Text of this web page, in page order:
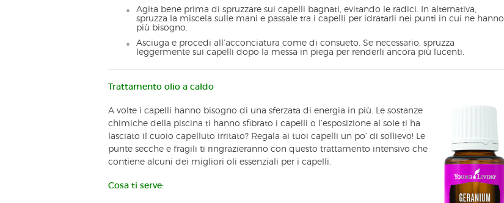
Agita bene prima di spruzzare sui capelli bagnati, evitando le radici. In alternativa,
spruzza la miscela sulle mani e passale tra i capelli per idratarli nei punti in cui ne hanno
più bisogno.
Asciuga e procedi all’acconciatura come di consueto. Se necessario, spruzza
leggermente sui capelli dopo la messa in piega per renderli ancora più lucenti.
Trattamento olio a caldo
A volte i capelli hanno bisogno di una sferzata di energia in più. Le sostanze
chimiche della piscina ti hanno sfibrato i capelli o l’esposizione al sole ti ha
lasciato il cuoio capelluto irritato? Regala ai tuoi capelli un po’ di sollievo! Le
punte secche e fragili ti ringrazieranno con questo trattamento intensivo che
contiene alcuni dei migliori oli essenziali per i capelli.
Cosa ti serve: